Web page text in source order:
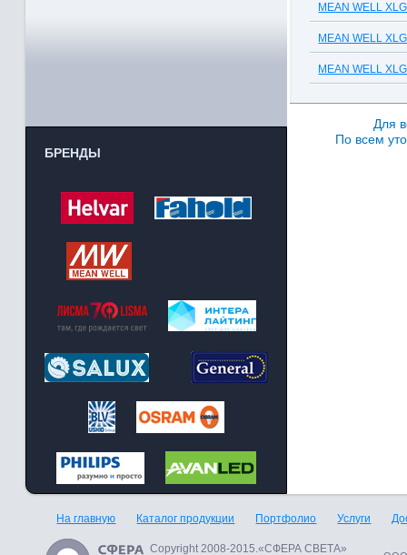
БРЕНДЫ
MEAN WELL
MEAN WELL
MEAN WELL
Для
По всем
На главную Каталог продукции Портфолио Услуги
Copyright 2008-2015.«СФЕРА СВЕТА»